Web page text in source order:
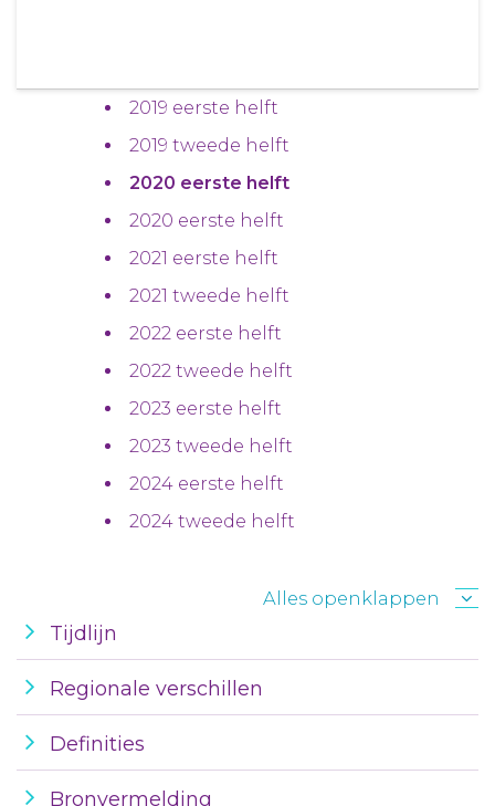
2019 eerste helft
2019 tweede helft
2020 eerste helft
2020 eerste helft
2021 eerste helft
2021 tweede helft
2022 eerste helft
2022 tweede helft
2023 eerste helft
2023 tweede helft
2024 eerste helft
2024 tweede helft
Alles openklappen
Tijdlijn
Regionale verschillen
Definities
Bronvermelding